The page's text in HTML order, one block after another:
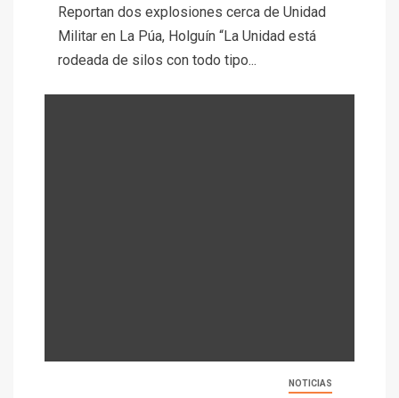
Reportan dos explosiones cerca de Unidad
Militar en La Púa, Holguín “La Unidad está
rodeada de silos con todo tipo...
NOTICIAS